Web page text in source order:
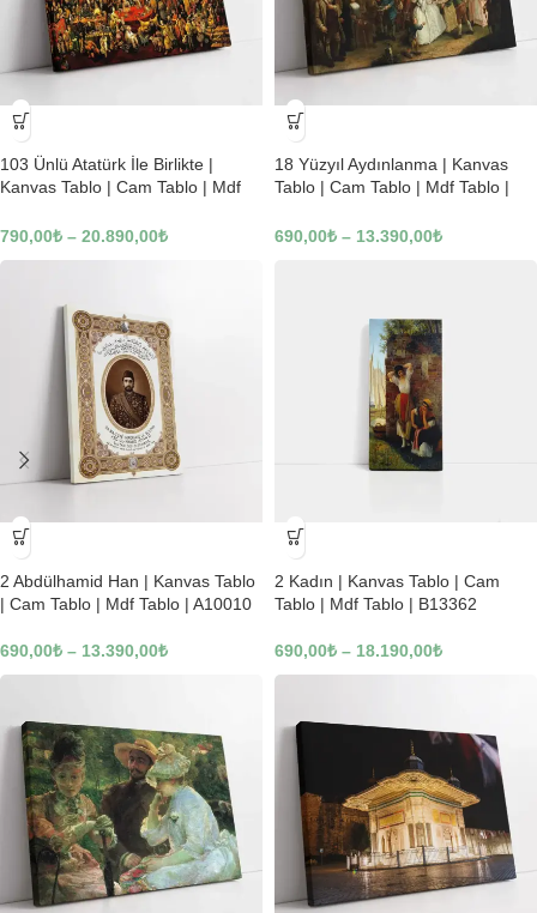
-23%
103 Ünlü Atatürk İle Birlikte |
Kanvas Tablo | Cam Tablo | Mdf
790,00₺ – 20.890,00₺
-23%
18 Yüzyıl Aydınlanma | Kanvas
Tablo | Cam Tablo | Mdf Tablo |
690,00₺ – 13.390,00₺
-23%
2 Abdülhamid Han | Kanvas Tablo
| Cam Tablo | Mdf Tablo | A10010
690,00₺ – 13.390,00₺
-23%
2 Kadın | Kanvas Tablo | Cam
Tablo | Mdf Tablo | B13362
690,00₺ – 18.190,00₺